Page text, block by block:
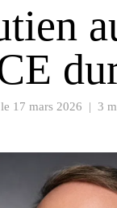
17 mars 2026 | 3